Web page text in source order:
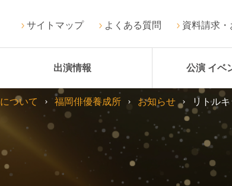
サイトマップ よくある質問 資料請求
出演情報 公演 イベ
ついて 福岡俳優養成所 お知らせ リトル